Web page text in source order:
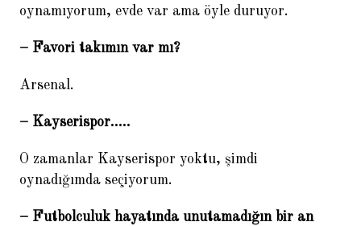
oynamıyorum, evde var ama öyle duruyor.
– Favori takımın var mı?
Arsenal.
– Kayserispor…..
O zamanlar Kayserispor yoktu, şimdi
oynadığımda seçiyorum.
– Futbolculuk hayatında unutamadığın bir an